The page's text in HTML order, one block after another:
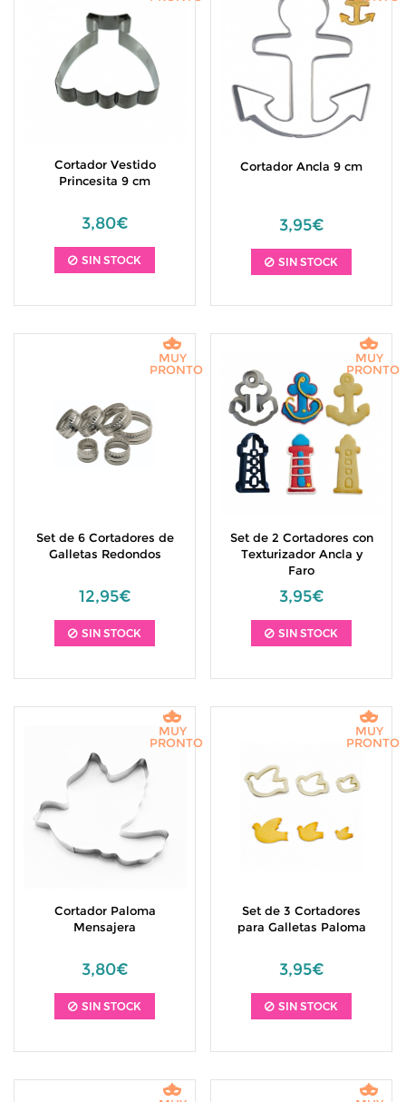
Cortador Vestido
Princesita 9 cm
3,80€
SIN STOCK
Cortador Ancla 9 cm
3,95€
SIN STOCK
Set de 6 Cortadores de
Galletas Redondos
12,95€
SIN STOCK
MUY
PRONTO
Set de 2 Cortadores con
Texturizador Ancla y
Faro
3,95€
SIN STOCK
MUY
PRONTO
Cortador Paloma
Mensajera
3,80€
SIN STOCK
MUY
PRONTO
Set de 3 Cortadores
para Galletas Paloma
3,95€
SIN STOCK
MUY
PRONTO